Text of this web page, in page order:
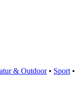
& Outdoor• Sport •